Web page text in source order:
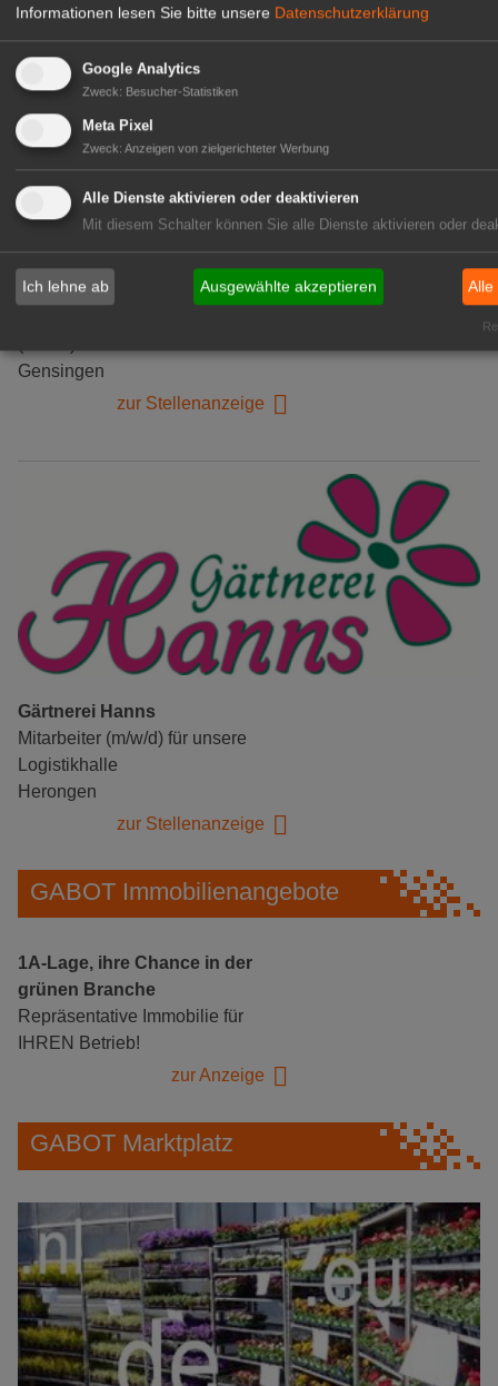
& Co KG
Gärtner im Zierpflanzenbau
Gensingen
zur Stellenanzeige
Gärtnerei Hanns
Mitarbeiter (m/w/d) für unsere
Logistikhalle
Herongen
zur Stellenanzeige
GABOT Immobilienangebote
1A-Lage, ihre Chance in der
grünen Branche
Repräsentative Immobilie für
IHREN Betrieb!
zur Anzeige
GABOT Marktplatz
Informationen lesen Sie bitte unsere Datenschutzerklärung
Google Analytics
Zweck: Besucher-Statistiken
Meta Pixel
Zweck: Anzeigen von zielgerichteter Werbung
Alle Dienste aktivieren oder deaktivieren
Mit diesem Schalter können Sie alle Dienste aktivieren oder
Ich lehne ab Ausgewählte akzeptieren Alle